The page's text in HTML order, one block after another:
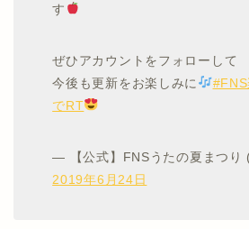
す
ぜひアカウントをフォローして
今後も更新をお楽しみに
でRT
— 【公式】FNSうたの夏まつり
2019年6月24日